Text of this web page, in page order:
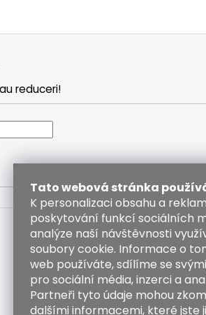
Tato webová stránka
K personalizaci obsahu a
poskytování funkcí sociálních
analýze naší návštěvnosti
soubory cookie. Informace o
web používáte, sdílíme se
pro sociální média, inzerci a
Partneři tyto údaje mohou
dalšími informacemi, které jste
reduceri!
Contact
info@kozenezbozi.com
381281747
603225633